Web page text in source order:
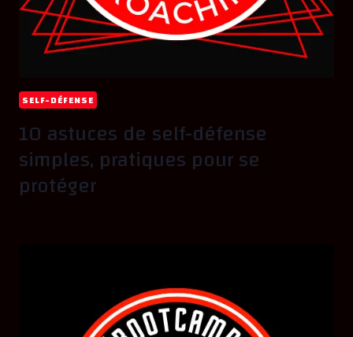
SELF-DÉFENSE
10 astuces de self-défense
simples, pratiques pour se
protéger